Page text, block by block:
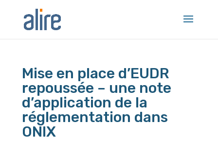
Mise en place d’EUDR
repoussée – une note
d’application de la
réglementation dans
ONIX